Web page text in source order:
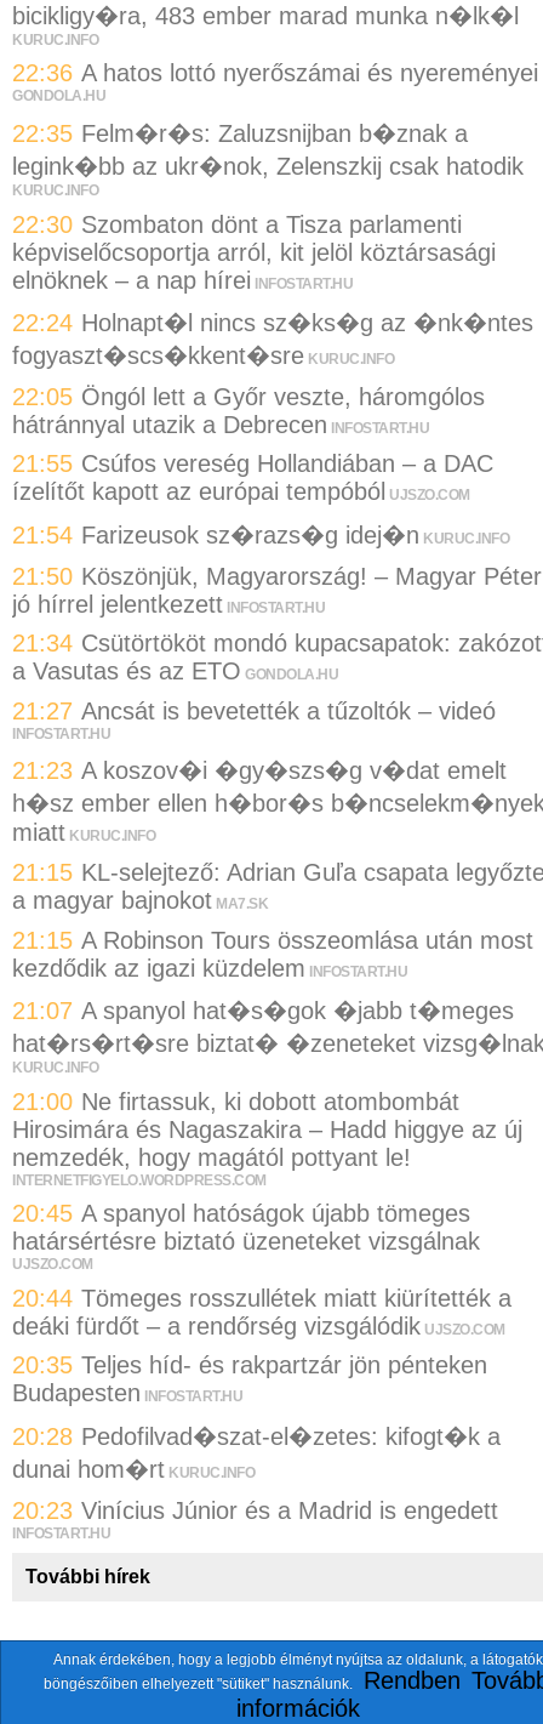
bicikligy�ra, 483 ember marad munka n�lk�l
KURUC.INFO
22:36 A hatos lottó nyerőszámai és nyereményei
GONDOLA.HU
22:35 Felm�r�s: Zaluzsnijban b�znak a
legink�bb az ukr�nok, Zelenszkij csak hatodik
KURUC.INFO
22:30 Szombaton dönt a Tisza parlamenti
képviselőcsoportja arról, kit jelöl köztársasági
elnöknek – a nap hírei INFOSTART.HU
22:24 Holnapt�l nincs sz�ks�g az �nk�ntes
fogyaszt�scs�kkent�sre KURUC.INFO
22:05 Öngól lett a Győr veszte, háromgólos
hátránnyal utazik a Debrecen INFOSTART.HU
21:55 Csúfos vereség Hollandiában – a DAC
ízelítőt kapott az európai tempóból UJSZO.COM
21:54 Farizeusok sz�razs�g idej�n KURUC.INFO
21:50 Köszönjük, Magyarország! – Magyar Péter
jó hírrel jelentkezett INFOSTART.HU
21:34 Csütörtököt mondó kupacsapatok:
a Vasutas és az ETO GONDOLA.HU
21:27 Ancsát is bevetették a tűzoltók – videó
INFOSTART.HU
21:23 A koszov�i �gy�szs�g v�dat emelt
h�sz ember ellen h�bor�s
miatt KURUC.INFO
21:15 KL-selejtező: Adrian Guľa csapata
a magyar bajnokot MA7.SK
21:15 A Robinson Tours összeomlása után most
kezdődik az igazi küzdelem INFOSTART.HU
21:07 A spanyol hat�s�gok �jabb t�meges
hat�rs�rt�sre biztat� �zeneteket
KURUC.INFO
21:00 Ne firtassuk, ki dobott atombombát
Hirosimára és Nagaszakira – Hadd higgye az új
nemzedék, hogy magától pottyant le!
INTERNETFIGYELO.WORDPRESS.COM
20:45 A spanyol hatóságok újabb tömeges
határsértésre biztató üzeneteket vizsgálnak
UJSZO.COM
20:44 Tömeges rosszullétek miatt kiürítették a
deáki fürdőt – a rendőrség vizsgálódik UJSZO.COM
20:35 Teljes híd- és rakpartzár jön pénteken
Budapesten
INFOSTART.HU
20:28 Pedofilvad�szat-el�zetes: kifogt�k a
dunai hom�rt KURUC.INFO
20:23 Vinícius Júnior és a Madrid is engedett
INFOSTART.HU
További hírek
A fentiekkel együtt összesen118 oldaltszemlézünk.
© 2026 Nemzeti.net - E-mail:ten.itezmen@itezmen
Annak érdekében, hogy a legjobb élményt nyújtsa az oldalunk, a látogatók
böngészőiben elhelyezett "sütiket" használunk.
Rendben
információk